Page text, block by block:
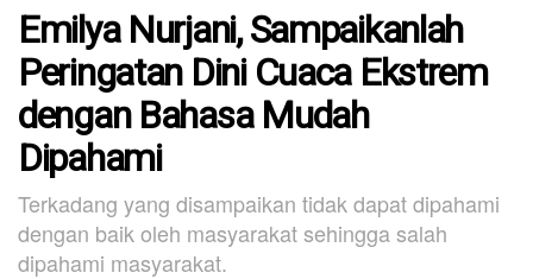
Emilya Nurjani, Sampaikanlah
Peringatan Dini Cuaca Ekstrem
dengan Bahasa Mudah
Dipahami
Terkadang yang disampaikan tidak dapat dipahami
dengan baik oleh masyarakat sehingga salah
dipahami masyarakat.